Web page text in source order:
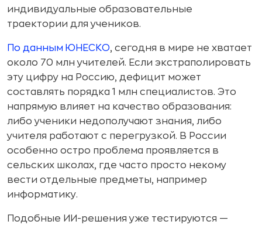
индивидуальные образовательные
траектории для учеников.
По данным ЮНЕСКО, сегодня в мире не хватает
около 70 млн учителей. Если экстраполировать
эту цифру на Россию, дефицит может
составлять порядка 1 млн специалистов. Это
напрямую влияет на качество образования:
либо ученики недополучают знания, либо
учителя работают с перегрузкой. В России
особенно остро проблема проявляется в
сельских школах, где часто просто некому
вести отдельные предметы, например
информатику.
Подобные ИИ-решения уже тестируются —